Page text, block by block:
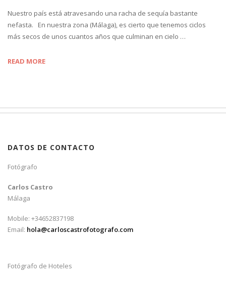
Nuestro país está atravesando una racha de sequía bastante
nefasta. En nuestra zona (Málaga), es cierto que tenemos ciclos
más secos de unos cuantos años que culminan en cielo …
READ MORE
DATOS DE CONTACTO
Fotógrafo
Carlos Castro
Málaga
Mobile: +34652837198
Email: hola@carloscastrofotografo.com
Fotógrafo de Hoteles